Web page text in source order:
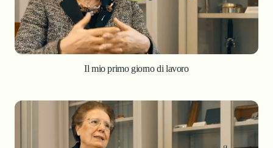
Il mio primo giorno di lavoro